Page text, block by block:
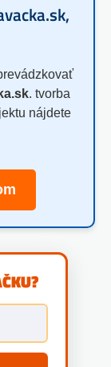
. tvorba
nájdete